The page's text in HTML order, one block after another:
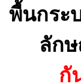
พื้นกระ
ลัก
กั